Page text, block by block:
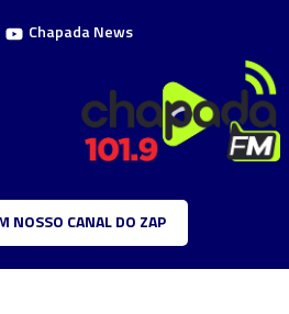
Chapada News
NOSSO CANAL DO ZAP